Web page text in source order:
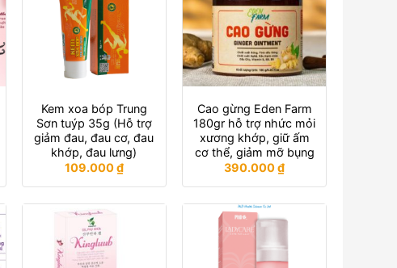
Kem xoa bóp Trung
Sơn tuýp 35g (Hỗ trợ
giảm đau, đau cơ, đau
khớp, đau lưng)
109.000₫
Cao gừng Eden Farm
180gr hỗ trợ nhức mỏi
xương khớp, giữ ấm
cơ thể, giảm mỡ bụng
390.000₫